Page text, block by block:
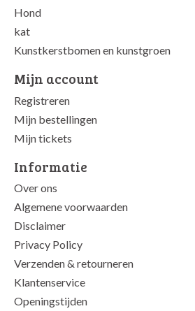
Hond
kat
Kunstkerstbomen en kunstgroen
Mijn account
Registreren
Mijn bestellingen
Mijn tickets
Informatie
Over ons
Algemene voorwaarden
Disclaimer
Privacy Policy
Verzenden & retourneren
Klantenservice
Openingstijden